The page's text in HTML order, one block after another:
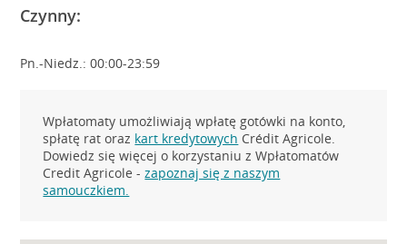
Czynny:
Pn.-Niedz.: 00:00-23:59
Wpłatomaty umożliwiają wpłatę gotówki na konto,
spłatę rat oraz kart kredytowych Crédit Agricole.
Dowiedz się więcej o korzystaniu z Wpłatomatów
Credit Agricole -zapoznaj się z naszym
samouczkiem.